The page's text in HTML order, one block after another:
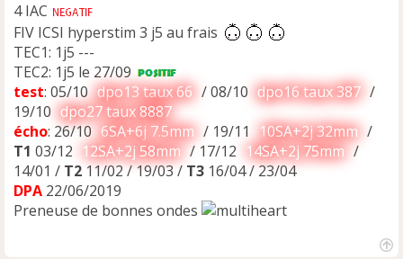
4 IAC
FIV ICSI hyperstim 3 j5 au frais
TEC1: 1j5 ---
TEC2: 1j5 le 27/09
test: 05/10 dpo13 taux 66 / 08/10 dpo16 taux 387 /
19/10 dpo27 taux 8887
écho: 26/10 6SA+6j 7.5mm / 19/11 10SA+2j 32mm /
T1 03/12 12SA+2j 58mm / 17/12 14SA+2j 75mm /
14/01 / T2 11/02 / 19/03 / T3 16/04 / 23/04
DPA 22/06/2019
Preneuse de bonnes ondes